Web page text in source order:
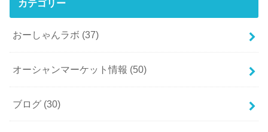
カテゴリー
おーしゃんラボ (37)
オーシャンマーケット情報 (50)
ブログ (30)